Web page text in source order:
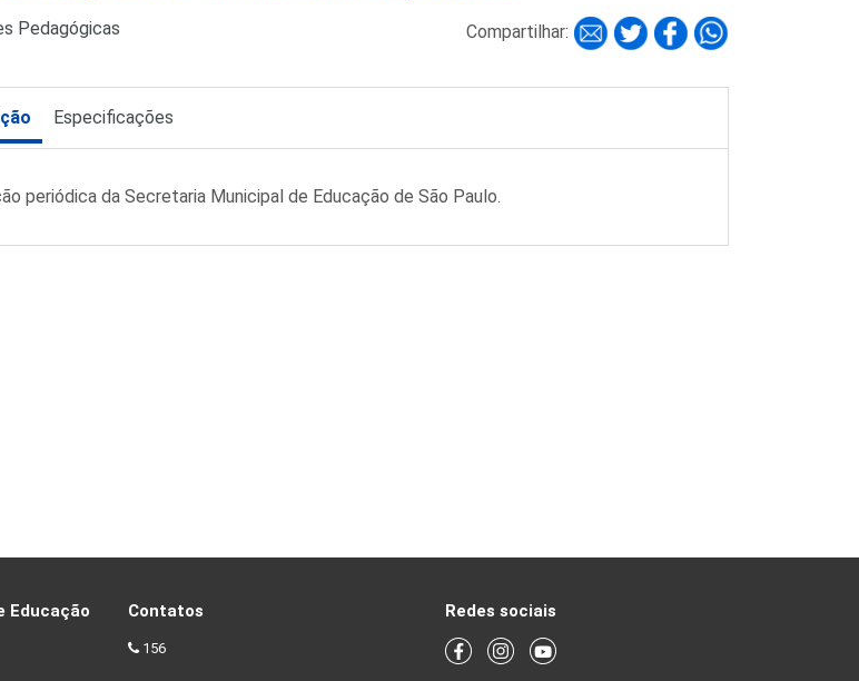
Pedagógicas Compartilhar:
Especificações
periódica da Secretaria Municipal de Educação de São Paulo.
Educação Contatos
156
Redes sociais